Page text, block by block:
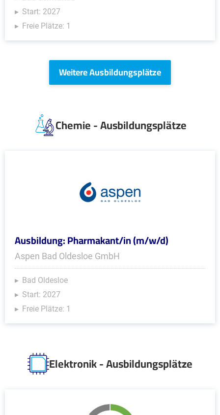
Start: 2027
Freie Plätze: 1
Weitere Ausbildungsplätze
Chemie - Ausbildungsplätze
Ausbildung: Pharmakant/in (m/w/d)
Aspen Bad Oldesloe GmbH
Bad Oldesloe
Start: 2027
Freie Plätze: 1
Elektronik - Ausbildungsplätze